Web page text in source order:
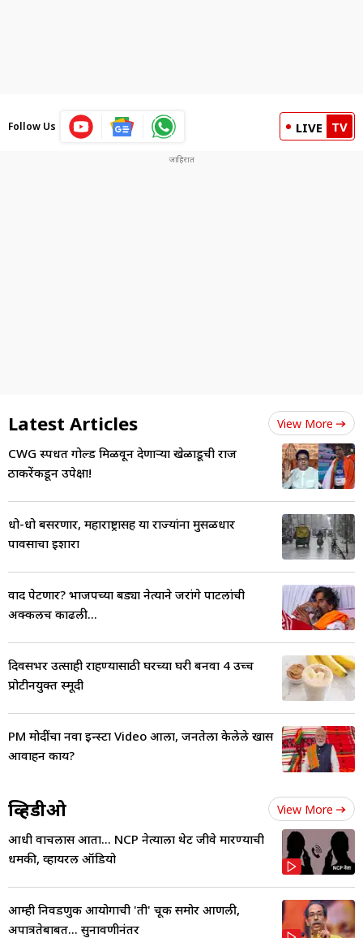
Follow Us LIVE TV
Latest Articles View More
CWG स्पर्धेत गोल्ड मिळवून देणाऱ्या खेळाडूची राज
ठाकरेंकडून उपेक्षा!
धो-धो बसरणार, महाराष्ट्रासह या राज्यांना मुसळधार
पावसाचा इशारा
वाद पेटणार? भाजपच्या बड्या नेत्याने जरांगे पाटलांची
अक्कलच काढली...
दिवसभर उत्साही राहण्यासाठी घरच्या घरी बनवा 4 उच्च
प्रोटीनयुक्त स्मूदी
PM मोदींचा नवा इन्स्टा Video आला, जनतेला केलेले खास
आवाहन काय?
व्हिडीओ View More
आधी वाचलास आता... NCP नेत्याला थेट जीवे मारण्याची
धमकी, व्हायरल ऑडियो
आम्ही निवडणुक आयोगाची 'ती' चूक समोर आणली,
अपात्रतेबाबत... सुनावणीनंतर